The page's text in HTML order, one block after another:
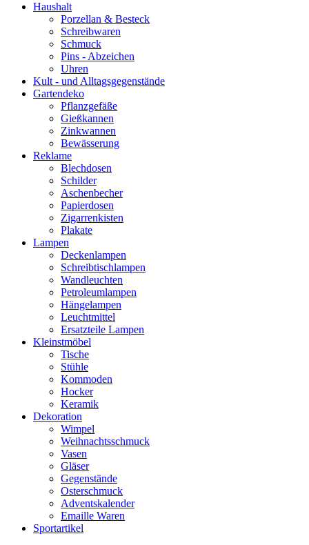
Haushalt
Porzellan & Besteck
Schreibwaren
Schmuck
Pins - Abzeichen
Uhren
Kult - und Alltagsgegenstände
Gartendeko
Pflanzgefäße
Gießkannen
Zinkwannen
Bewässerung
Reklame
Blechdosen
Schilder
Aschenbecher
Papierdosen
Zigarrenkisten
Plakate
Lampen
Deckenlampen
Schreibtischlampen
Wandleuchten
Petroleumlampen
Hängelampen
Leuchtmittel
Ersatzteile Lampen
Kleinstmöbel
Tische
Stühle
Kommoden
Hocker
Keramik
Dekoration
Wimpel
Weihnachtsschmuck
Vasen
Gläser
Gegenstände
Osterschmuck
Adventskalender
Emaille Waren
Sportartikel